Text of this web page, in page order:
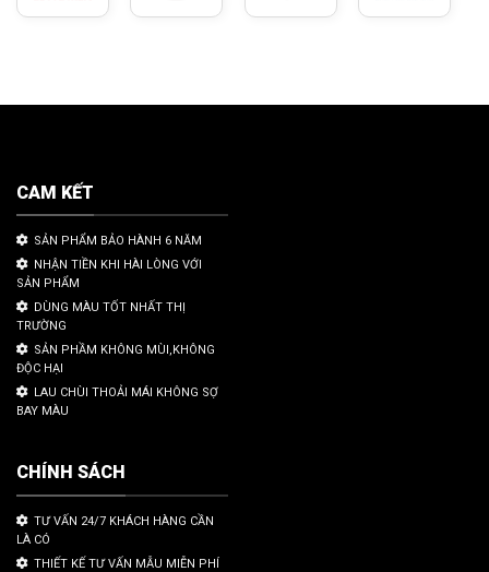
CAM KẾT
SẢN PHẨM BẢO HÀNH 6 NĂM
NHẬN TIỀN KHI HÀI LÒNG VỚI
SẢN PHẨM
DÙNG MÀU TỐT NHẤT THỊ
TRƯỜNG
SẢN PHẦM KHÔNG MÙI,KHÔNG
ĐỘC HẠI
LAU CHÙI THOẢI MÁI KHÔNG SỢ
BAY MÀU
CHÍNH SÁCH
TƯ VẤN 24/7 KHÁCH HÀNG CẦN
LÀ CÓ
THIẾT KẾ TƯ VẤN MẪU MIỄN PHÍ